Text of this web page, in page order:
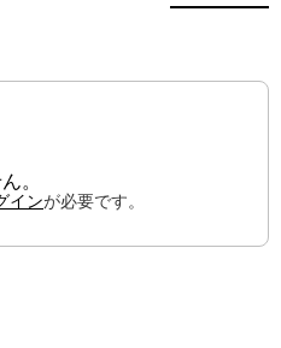
。
インが必要です。